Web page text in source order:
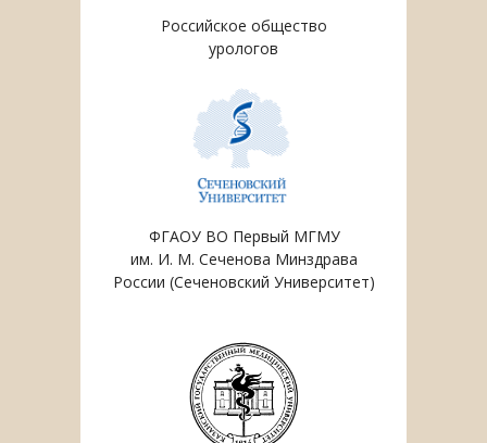
Российское общество
урологов
ФГАОУ ВО Первый МГМУ
им. И. М. Сеченова Минздрава
России (Сеченовский Университет)